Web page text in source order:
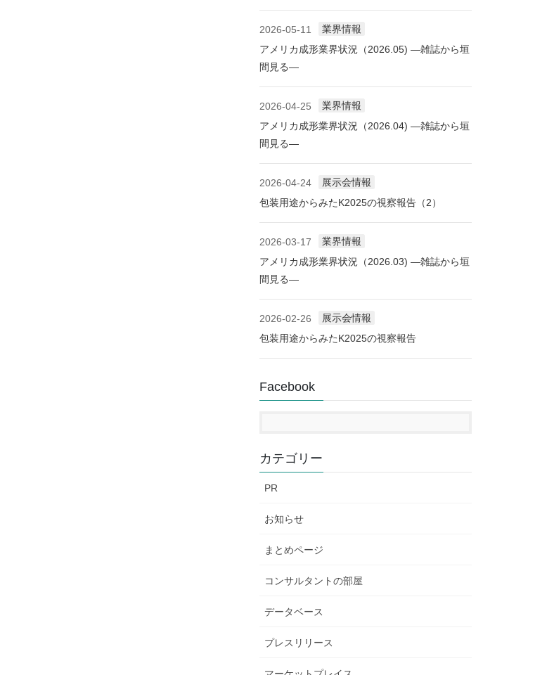
2026-05-11
業界情報
アメリカ成形業界状況（2026.05) ―雑誌から垣
間見る―
2026-04-25
業界情報
アメリカ成形業界状況（2026.04) ―雑誌から垣
間見る―
2026-04-24
展示会情報
包装用途からみたK2025の視察報告（2）
2026-03-17
業界情報
アメリカ成形業界状況（2026.03) ―雑誌から垣
間見る―
2026-02-26
展示会情報
包装用途からみたK2025の視察報告
Facebook
カテゴリー
PR
お知らせ
まとめページ
コンサルタントの部屋
データベース
プレスリリース